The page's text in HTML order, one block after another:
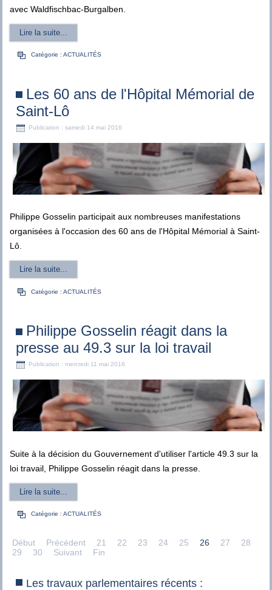
avec Waldfischbac-Burgalben.
Lire la suite...
Catégorie :ACTUALITÉS
Les 60 ans de l'Hôpital Mémorial de
Saint-Lô
Publication : samedi 14 mai 2016
Philippe Gosselin participait aux nombreuses manifestations
organisées à l'occasion des 60 ans de l'Hôpital Mémorial à Saint-
Lô.
Lire la suite...
Catégorie :ACTUALITÉS
Philippe Gosselin réagit dans la
presse au 49.3 sur la loi travail
Publication : mercredi 11 mai 2016
Suite à la décision du Gouvernement d'utiliser l'article 49.3 sur la
loi travail, Philippe Gosselin réagit dans la presse.
Lire la suite...
Catégorie :ACTUALITÉS
Début Précédent 21 22 23 24 25 26 27
28
29
30 Suivant Fin
Les travaux parlementaires récents :